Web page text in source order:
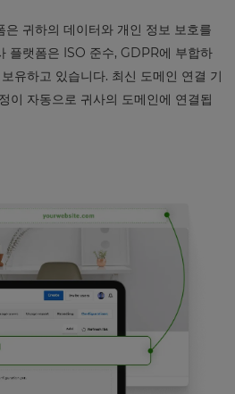
귀하의 데이터와 개인 정보 보호를
플랫폼은 ISO 준수, GDPR에 부합하
유하고 있습니다. 최신 도메인 연결 기
이 자동으로 귀사의 도메인에 연결됩